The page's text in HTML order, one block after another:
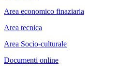
Area economico finaziaria
Area tecnica
Area Socio-culturale
Documenti online